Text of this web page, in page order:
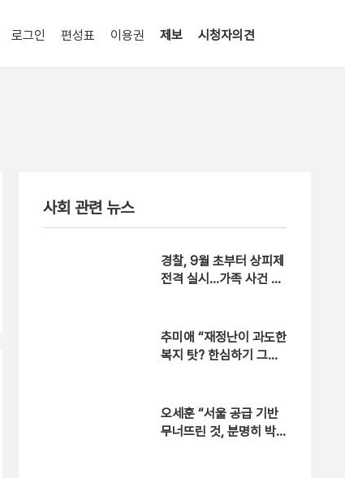
로그인 편성표 이용권 제보 시청자의견
사회 관련 뉴스
경찰, 9월 초부터 상피제
전격 실시…가족 사건 수
추미애 “재정난이 과도한
복지 탓? 한심하기 그지
오세훈 “서울 공급 기반
무너뜨린 것, 분명히 박